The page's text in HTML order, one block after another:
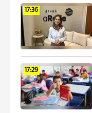
17:36
17:29